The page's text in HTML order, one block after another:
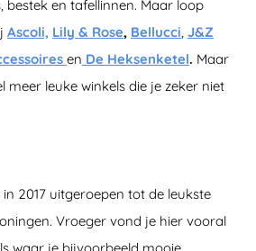
bestek en tafellinnen. Maar loop
Ascoli, Lily & Rose, Bellucci, J&Z
en De Heksenketel. Maar
meer leuke winkels die je zeker niet
2017 uitgeroepen tot de leukste
Vroeger vond je hier vooral